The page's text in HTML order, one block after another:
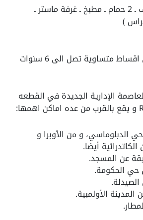
نتقسم الي : ( 3 غرف ـ 2 حمام ـ مطبخ ـ غرفة ماستر ـ
)
الإدارية الجديدة في القطعه
الدبلوماسي، و من الأوبرا و
أيضا.